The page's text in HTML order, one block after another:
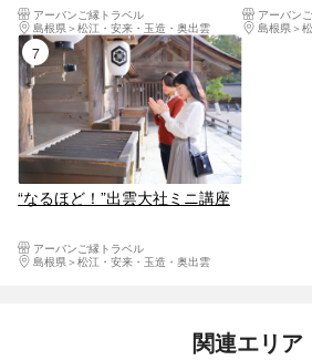
アーバンご縁トラベル
島根県
松江・安来・玉造・奥出雲
様 松平不
アーバン
島根県
7位
“なるほど！”出雲大社ミニ講座
アーバンご縁トラベル
島根県
松江・安来・玉造・奥出雲
関連エリア